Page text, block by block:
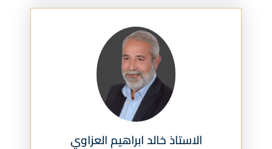
الاستاذ خالد ابراهيم العزاوي